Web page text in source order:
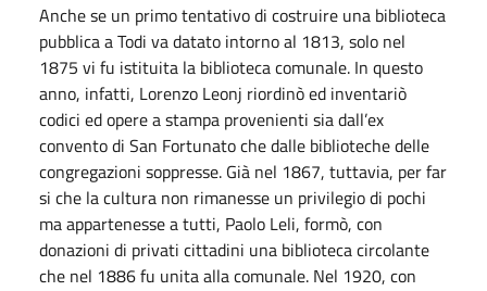
Anche se un primo tentativo di costruire una biblioteca
pubblica a Todi va datato intorno al 1813, solo nel
1875 vi fu istituita la biblioteca comunale. In questo
anno, infatti, Lorenzo Leonj riordinò ed inventariò
codici ed opere a stampa provenienti sia dall’ex
convento di San Fortunato che dalle biblioteche delle
congregazioni soppresse. Già nel 1867, tuttavia, per far
si che la cultura non rimanesse un privilegio di pochi
ma appartenesse a tutti, Paolo Leli, formò, con
donazioni di privati cittadini una biblioteca circolante
che nel 1886 fu unita alla comunale. Nel 1920, con